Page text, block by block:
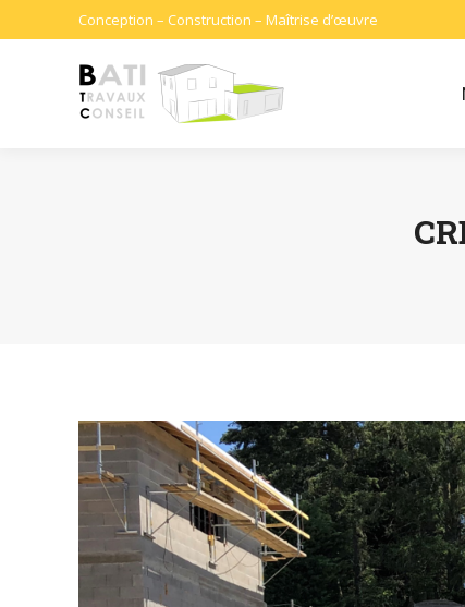
Conception – Construction – Maîtrise d’œuvre